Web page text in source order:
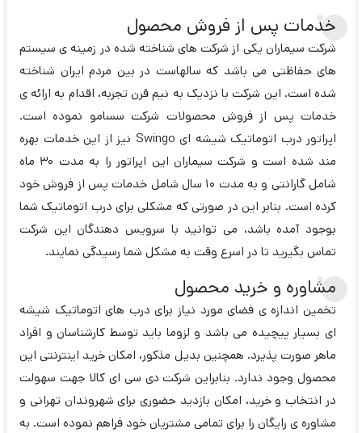
خدمات پس از فروش محصول
شرکت سیماران یکی از شرکت های شناخته شده در زمینه ی سیستم
های حفاظتی می باشد که سالهاست در بین مردم ایران شناخته
شده است. این شرکت با نزدیک به نیم قرن تجربه، اقدام به ارائه ی
خدمات پس از فروش محصولات شرکت سسامو نموده است.
اپراتور درب اتوماتیک شیشه ای Swingo نیز از این خدمات بهره
مند شده است و شرکت سیماران این اپراتور را به مدت 30 ماه
شامل گارانتی و به مدت 10 سال شامل خدمات پس از فروش خود
کرده است. بنابر این در صورتی که مشکلی برای درب اتوماتیک شما
بوجود آمده باشد، می توانید با سرویس دهندگان این شرکت
تماس بگیرید تا در اسرع وقت به مشکل شما رسیدگی نمایند.
مشاوره و خرید محصول
تخمین اندازه ی فضای مورد نیاز برای درب های اتوماتیک شیشه
ای بسیار پیچیده می باشد و لزوما باید توسط کارشناسان و افراد
ماهر صورت پذیرد. همچنین بدیل مذکور، امکان خرید اینترنتی این
محصول وجود ندارد. بنابراین شرکت دی سی ای کالا جهت سهولت
در انتخاب و خرید، امکان بازدید حضوری برای شهروندان تهرانی و
مشاوره ی رایگان را برای تمامی مشتریان خود فراهم نموده است. به